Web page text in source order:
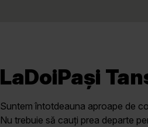
LaDoiPași
Suntem întotdeauna aproape de
Nu trebuie să cauți prea departe